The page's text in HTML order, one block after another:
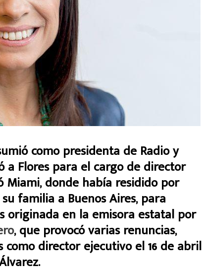
como presidenta de Radio y
a Flores para el cargo de director
Miami, donde había residido por
familia a Buenos Aires, para
originada en la emisora estatal por
, que provocó varias renuncias,
director ejecutivo el 16 de abril